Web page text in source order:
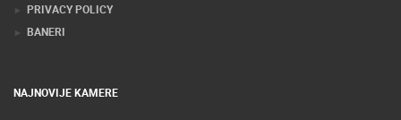
PRIVACY POLICY
BANERI
NAJNOVIJE KAMERE